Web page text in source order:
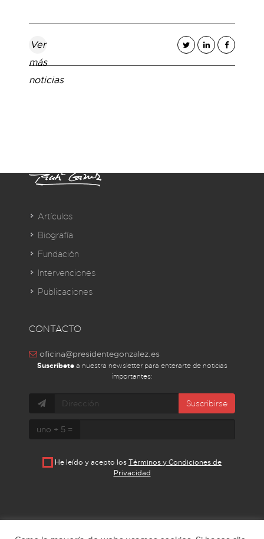
Ver
más
noticias
Artículos
Biografía
Fundación
Intervenciones
Publicaciones
CONTACTO
oficina@presidentegonzalez.es
Suscríbetea nuestra newsletter para enterarte de noticias
importantes:
Suscribirse
uno + 5 =
He leído y acepto losTérminos y Condiciones de
Privacidad